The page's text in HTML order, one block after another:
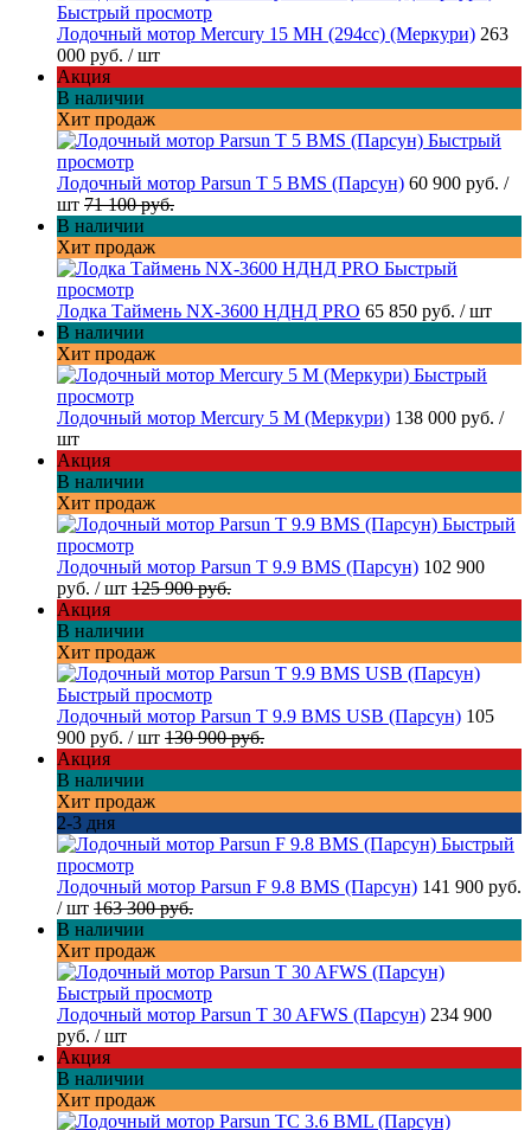
Быстрый просмотр
Лодочный мотор Mercury 15 MH (294cc) (Меркури) 263
000 руб. / шт
Акция
В наличии
Хит продаж
Быстрый
просмотр
Лодочный мотор Parsun T 5 BMS (Парсун) 60 900 руб. /
шт 71 100 руб.
В наличии
Хит продаж
Быстрый
просмотр
Лодка Таймень NX-3600 НДНД PRO 65 850 руб. / шт
В наличии
Хит продаж
Быстрый
просмотр
Лодочный мотор Mercury 5 M (Меркури) 138 000 руб. /
шт
Акция
В наличии
Хит продаж
Быстрый
просмотр
Лодочный мотор Parsun T 9.9 BMS (Парсун) 102 900
руб. / шт 125 900 руб.
Акция
В наличии
Хит продаж
Быстрый просмотр
Лодочный мотор Parsun T 9.9 BMS USB (Парсун) 105
900 руб. / шт 130 900 руб.
Акция
В наличии
Хит продаж
2-3 дня
Быстрый
просмотр
Лодочный мотор Parsun F 9.8 BMS (Парсун) 141 900 руб.
/ шт 163 300 руб.
В наличии
Хит продаж
Быстрый просмотр
Лодочный мотор Parsun T 30 AFWS (Парсун) 234 900
руб. / шт
Акция
В наличии
Хит продаж